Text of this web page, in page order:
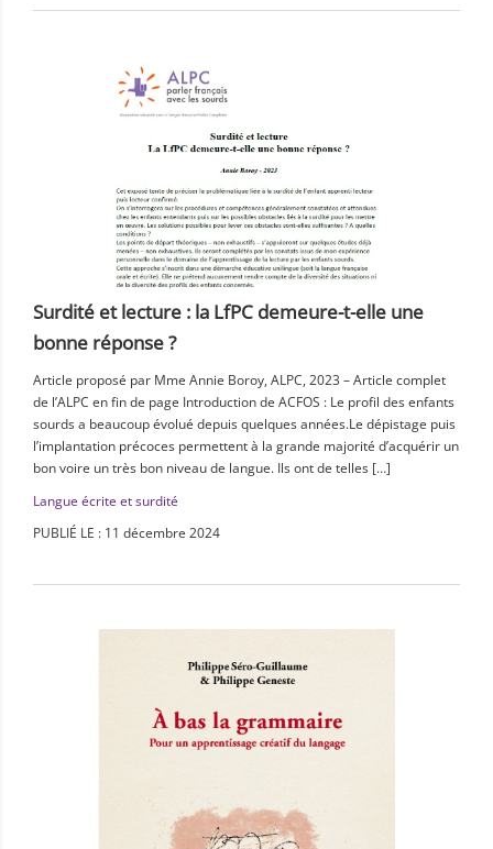
Surdité et lecture : la LfPC demeure-t-elle une
bonne réponse ?
Article proposé par Mme Annie Boroy, ALPC, 2023 – Article complet
de l’ALPC en fin de page Introduction de ACFOS : Le profil des enfants
sourds a beaucoup évolué depuis quelques années.Le dépistage puis
l’implantation précoces permettent à la grande majorité d’acquérir un
bon voire un très bon niveau de langue. Ils ont de telles […]
Langue écrite et surdité
PUBLIÉ LE : 11 décembre 2024